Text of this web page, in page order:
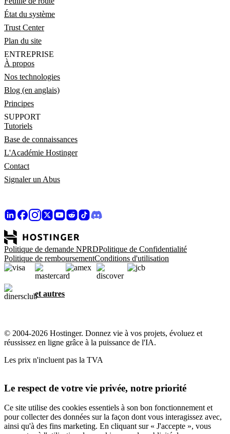
État du système
Trust Center
Plan du site
ENTREPRISE
À propos
Nos technologies
Blog (en anglais)
Principes
SUPPORT
Tutoriels
Base de connaissances
L'Académie Hostinger
Contact
Signaler un Abus
Politique de demande NPRDPolitique de Confidentialité
Politique de remboursementConditions d'utilisation
et autres
© 2004-2026 Hostinger. Donnez vie à vos projets, évoluez et
réussissez en ligne grâce à la puissance de l'IA.
Les prix n'incluent pas la TVA
Le respect de votre vie privée, notre priorité
Ce site utilise des cookies essentiels à son bon fonctionnement et
pour collecter des données sur la façon dont vous interagissez avec,
ainsi qu'à des fins marketing. En cliquant sur « J'accepte », vous